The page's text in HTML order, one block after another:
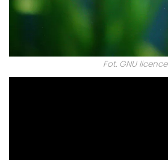
Fot. GNU licence